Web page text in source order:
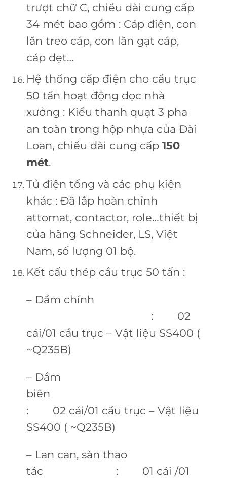
trượt chữ C, chiều dài cung cấp
34 mét bao gồm : Cáp điện, con
lăn treo cáp, con lăn gạt cáp,
cáp dẹt…
Hệ thống cấp điện cho cầu trục
50 tấn hoạt động dọc nhà
xưởng : Kiểu thanh quạt 3 pha
an toàn trong hộp nhựa của Đài
Loan, chiều dài cung cấp 150
mét.
Tủ điện tổng và các phụ kiện
khác : Đã lắp hoàn chỉnh
attomat, contactor, role…thiết bị
của hãng Schneider, LS, Việt
Nam, số lượng 01 bộ.
Kết cấu thép cầu trục 50 tấn :
– Dầm chính
: 02
cái/01 cầu trục – Vật liệu SS400 (
~Q235B)
– Dầm
biên
: 02 cái/01 cầu trục – Vật liệu
SS400 ( ~Q235B)
– Lan can, sàn thao
tác : 01 cái /01